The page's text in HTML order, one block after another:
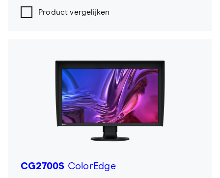
Product vergelijken
CG2700S ColorEdge